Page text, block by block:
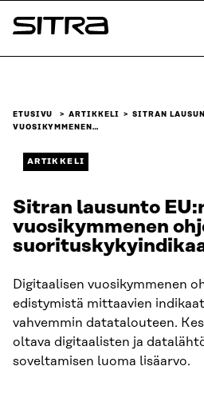
Siirry
suoraan
Sitra
ETUSIVU ARTIKKELI
SITRAN
VUOSIKYMMENEN…
ARTIKKELI
Sitran lausunto
vuosikymmenen
Digitaalisen vuosikymmenen
edistymistä mittaavien
vahvemmin datatalouteen.
oltava digitaalisten ja
soveltamisen luoma lisäarvo.